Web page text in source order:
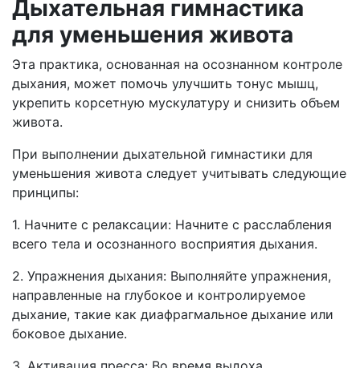
Дыхательная гимнастика
для уменьшения живота
Эта практика, основанная на осознанном контроле
дыхания, может помочь улучшить тонус мышц,
укрепить корсетную мускулатуру и снизить объем
живота.
При выполнении дыхательной гимнастики для
уменьшения живота следует учитывать следующие
принципы:
1. Начните с релаксации: Начните с расслабления
всего тела и осознанного восприятия дыхания.
2. Упражнения дыхания: Выполняйте упражнения,
направленные на глубокое и контролируемое
дыхание, такие как диафрагмальное дыхание или
боковое дыхание.